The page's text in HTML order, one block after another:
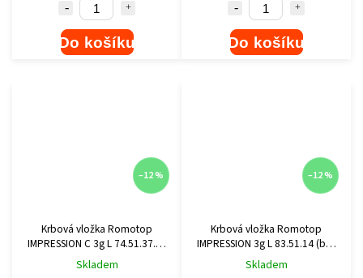
Do košíku Do košíku
–12 %
Krbová vložka Romotop
IMPRESSION C 3g L 74.51.37.26
(bez odkouření)
Skladem
–12 %
Krbová vložka Romotop
IMPRESSION 3g L 83.51.14 (bez
odkouření)Šedý Igniton
Skladem